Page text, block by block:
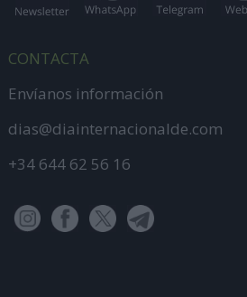
CONTACTA
Envíanos información
dias@diainternacionalde.com
+34 644 62 56 16